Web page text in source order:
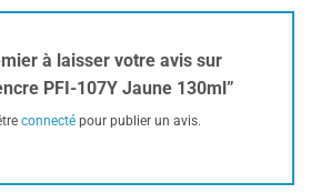
à laisser votre avis sur
PFI-107Y Jaune 130ml”
connecté pour publier un avis.